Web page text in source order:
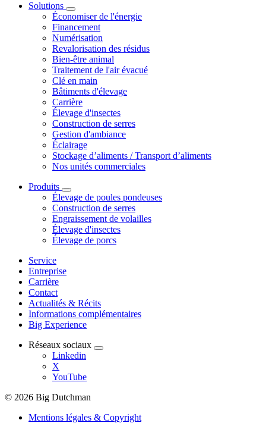
Solutions
Économiser de l'énergie
Financement
Numérisation
Revalorisation des résidus
Bien-être animal
Traitement de l'air évacué
Clé en main
Bâtiments d'élevage
Carrière
Élevage d'insectes
Construction de serres
Gestion d'ambiance
Éclairage
Stockage d’aliments / Transport d’aliments
Nos unités commerciales
Produits
Élevage de poules pondeuses
Construction de serres
Engraissement de volailles
Élevage d'insectes
Élevage de porcs
Service
Entreprise
Carrière
Contact
Actualités & Récits
Informations complémentaires
Big Experience
Réseaux sociaux
Linkedin
X
YouTube
© 2026 Big Dutchman
Mentions légales & Copyright